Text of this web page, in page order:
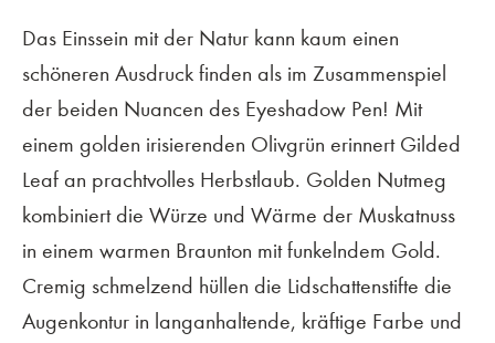
Das Einssein mit der Natur kann kaum einen
schöneren Ausdruck finden als im Zusammenspiel
der beiden Nuancen des Eyeshadow Pen! Mit
einem golden irisierenden Olivgrün erinnert Gilded
Leaf an prachtvolles Herbstlaub. Golden Nutmeg
kombiniert die Würze und Wärme der Muskatnuss
in einem warmen Braunton mit funkelndem Gold.
Cremig schmelzend hüllen die Lidschattenstifte die
Augenkontur in langanhaltende, kräftige Farbe und